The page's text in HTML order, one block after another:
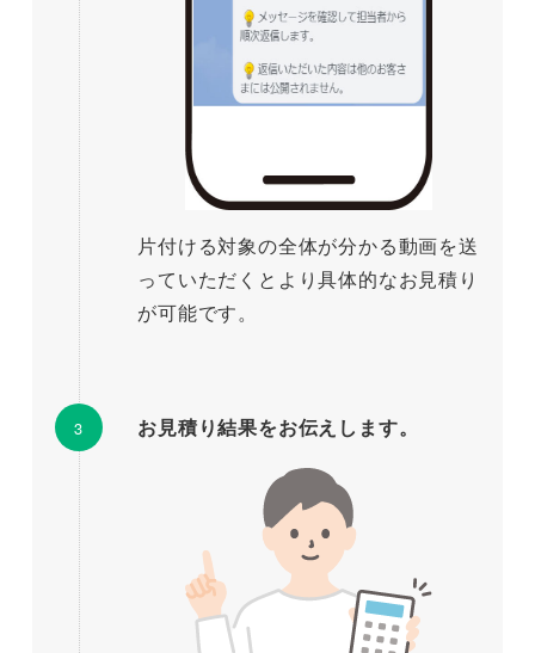
片付ける対象の全体が分かる動画を送
っていただくとより具体的なお見積り
が可能です。
お見積り結果をお伝えします。